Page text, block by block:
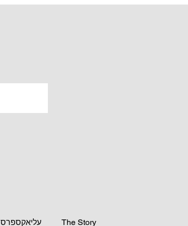
The Story עליאקספרס